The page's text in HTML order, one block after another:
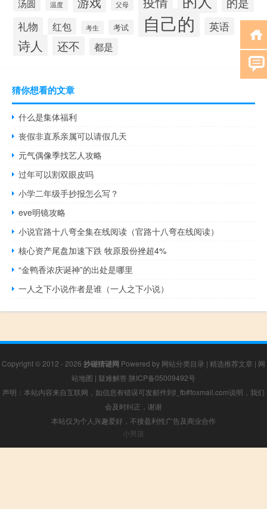
汤圆 温度 父母
礼物 红包 考生 考试 自己的 英语
诗人 还不 都是
猜你想看的文章
什么是集体福利
丧假非直系亲属可以请假几天
元气偶像季找艺人攻略
过年可以割双眼皮吗
小学二年级手抄报怎么写？
eve明镜攻略
小说官路十八弯全集在线阅读（官路十八弯在线阅读）
核心资产尾盘加速下跌 牧原股份挫超4%
“金鸭香浓庆诞神”的出处是哪里
一人之下小说作者是谁（一人之下小说）
Copyright © 2012 - 2026 抄碰猜谜网 Powered by 网站分类目录 | 精选推荐文章 | 网
站地图 | 疑难解答 陕ICP备05009492号
声明：本站内容来自互联网，如信息有错误可发邮件到f_fb#foxmail.com说明，我们
会及时纠正，谢谢
本站仅为个人兴趣爱好，不接盈利性广告及商业合作
小男孩